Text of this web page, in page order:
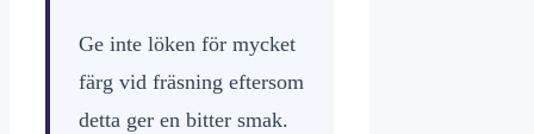
Ge inte löken för mycket
färg vid fräsning eftersom
detta ger en bitter smak.